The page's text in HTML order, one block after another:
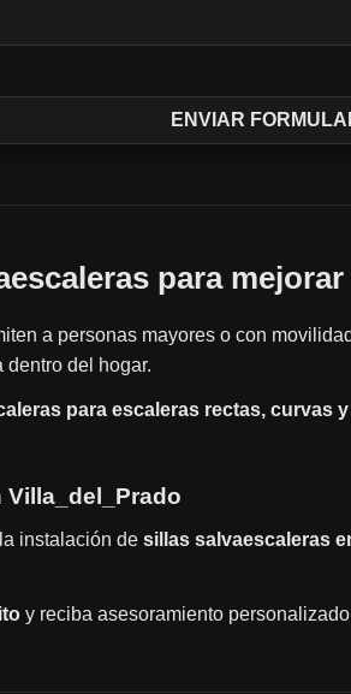
para
a personas mayores o con
del hogar.
para escaleras rectas, curvas
instalación de sillas salvaescaleras
y reciba asesoramiento